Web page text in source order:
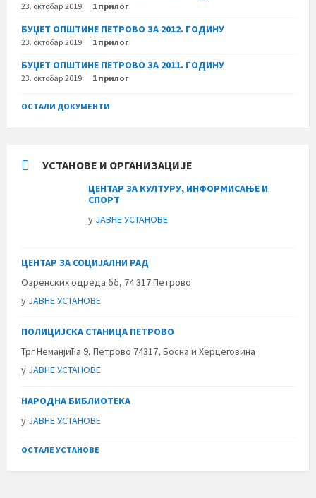
23. октобар 2019. 1 прилог
БУЏЕТ ОПШТИНЕ ПЕТРОВО ЗА 2012. ГОДИНУ
23. октобар 2019. 1 прилог
БУЏЕТ ОПШТИНЕ ПЕТРОВО ЗА 2011. ГОДИНУ
23. октобар 2019. 1 прилог
ОСТАЛИ ДОКУМЕНТИ
УСТАНОВЕ И ОРГАНИЗАЦИЈЕ
ЦЕНТАР ЗА КУЛТУРУ, ИНФОРМИСАЊЕ И
СПОРТ
у ЈАВНЕ УСТАНОВЕ
ЦЕНТАР ЗА СОЦИЈАЛНИ РАД
Озренских одреда бб, 74 317 Петрово
у ЈАВНЕ УСТАНОВЕ
ПОЛИЦИЈСКА СТАНИЦА ПЕТРОВО
Трг Неманјића 9, Петрово 74317, Босна и Херцеговина
у ЈАВНЕ УСТАНОВЕ
НАРОДНА БИБЛИОТЕКА
у ЈАВНЕ УСТАНОВЕ
ОСТАЛЕ УСТАНОВЕ